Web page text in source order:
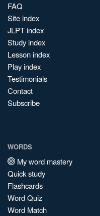
FAQ
Site index
JLPT index
Study index
Lesson index
Play index
Testimonials
Contact
Subscribe
WORDS
My word mastery
Quick study
Flashcards
Word Quiz
Word Match